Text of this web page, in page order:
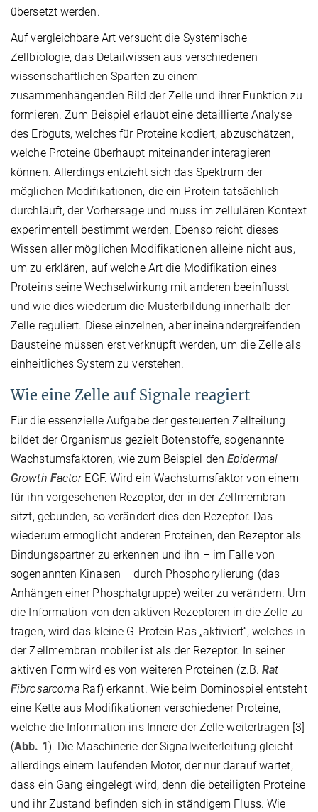
übersetzt werden.
Auf vergleichbare Art versucht die Systemische
Zellbiologie, das Detailwissen aus verschiedenen
wissenschaftlichen Sparten zu einem
zusammenhängenden Bild der Zelle und ihrer Funktion zu
formieren. Zum Beispiel erlaubt eine detaillierte Analyse
des Erbguts, welches für Proteine kodiert, abzuschätzen,
welche Proteine überhaupt miteinander interagieren
können. Allerdings entzieht sich das Spektrum der
möglichen Modifikationen, die ein Protein tatsächlich
durchläuft, der Vorhersage und muss im zellulären Kontext
experimentell bestimmt werden. Ebenso reicht dieses
Wissen aller möglichen Modifikationen alleine nicht aus,
um zu erklären, auf welche Art die Modifikation eines
Proteins seine Wechselwirkung mit anderen beeinflusst
und wie dies wiederum die Musterbildung innerhalb der
Zelle reguliert. Diese einzelnen, aber ineinandergreifenden
Bausteine müssen erst verknüpft werden, um die Zelle als
einheitliches System zu verstehen.
Wie eine Zelle auf Signale reagiert
Für die essenzielle Aufgabe der gesteuerten Zellteilung
bildet der Organismus gezielt Botenstoffe, sogenannte
Wachstumsfaktoren, wie zum Beispiel denEpidermal
Growth FactorEGF. Wird ein Wachstumsfaktor von einem
für ihn vorgesehenen Rezeptor, der in der Zellmembran
sitzt, gebunden, so verändert dies den Rezeptor. Das
wiederum ermöglicht anderen Proteinen, den Rezeptor als
Bindungspartner zu erkennen und ihn – im Falle von
sogenannten Kinasen – durch Phosphorylierung (das
Anhängen einer Phosphatgruppe) weiter zu verändern. Um
die Information von den aktiven Rezeptoren in die Zelle zu
tragen, wird das kleine G-Protein Ras „aktiviert“, welches in
der Zellmembran mobiler ist als der Rezeptor. In seiner
aktiven Form wird es von weiteren Proteinen (z.B.Rat
Fibrosarcoma Raf) erkannt. Wie beim Dominospiel entsteht
eine Kette aus Modifikationen verschiedener Proteine,
welche die Information ins Innere der Zelle weitertragen [3]
(Abb. 1 ). Die Maschinerie der Signalweiterleitung gleicht
allerdings einem laufenden Motor, der nur darauf wartet,
dass ein Gang eingelegt wird, denn die beteiligten Proteine
und ihr Zustand befinden sich in ständigem Fluss. Wie